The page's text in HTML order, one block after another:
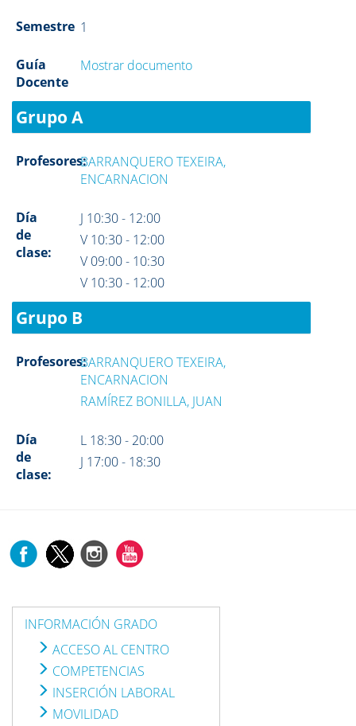
Semestre 1
Guía
Docente
Mostrar documento
Grupo A
Profesores:BARRANQUERO TEXEIRA,
ENCARNACION
Día
de
clase:
J 10:30 - 12:00
V 10:30 - 12:00
V 09:00 - 10:30
V 10:30 - 12:00
Grupo B
Profesores:BARRANQUERO TEXEIRA,
ENCARNACION
RAMÍREZ BONILLA, JUAN
Día
de
clase:
L 18:30 - 20:00
J 17:00 - 18:30
INFORMACIÓN GRADO
ACCESO AL CENTRO
COMPETENCIAS
INSERCIÓN LABORAL
MOVILIDAD